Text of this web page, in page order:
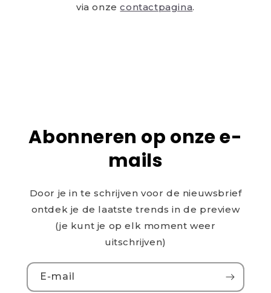
via onzecontactpagina.
Abonneren op onze e-
mails
Door je in te schrijven voor de nieuwsbrief
ontdek je de laatste trends in de preview
(je kunt je op elk moment weer
uitschrijven)
E‑mail